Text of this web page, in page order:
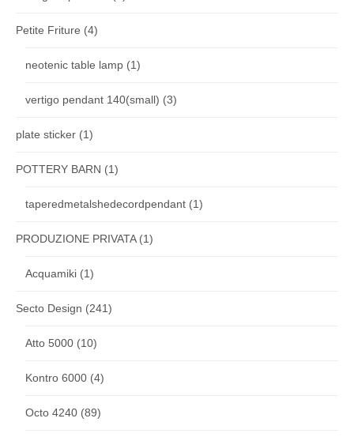
Petite Friture (4)
neotenic table lamp (1)
vertigo pendant 140(small) (3)
plate sticker (1)
POTTERY BARN (1)
taperedmetalshedecordpendant (1)
PRODUZIONE PRIVATA(1)
Acquamiki (1)
Secto Design (241)
Atto 5000 (10)
Kontro 6000 (4)
Octo 4240 (89)